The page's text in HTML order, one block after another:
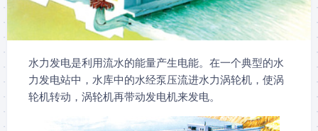
水力发电是利用流水的能量产生电能。在一个典型的水
力发电站中，水库中的水经泵压流进水力涡轮机，使涡
轮机转动，涡轮机再带动发电机来发电。